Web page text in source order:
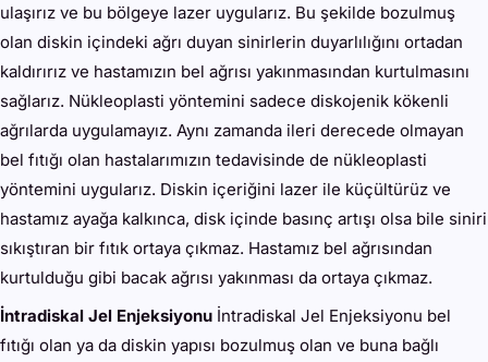
ulaşırız ve bu bölgeye lazer uygularız. Bu şekilde bozulmuş
olan diskin içindeki ağrı duyan sinirlerin duyarlılığını ortadan
kaldırırız ve hastamızın bel ağrısı yakınmasından kurtulmasını
sağlarız. Nükleoplasti yöntemini sadece diskojenik kökenli
ağrılarda uygulamayız. Aynı zamanda ileri derecede olmayan
bel fıtığı olan hastalarımızın tedavisinde de nükleoplasti
yöntemini uygularız. Diskin içeriğini lazer ile küçültürüz ve
hastamız ayağa kalkınca, disk içinde basınç artışı olsa bile siniri
sıkıştıran bir fıtık ortaya çıkmaz. Hastamız bel ağrısından
kurtulduğu gibi bacak ağrısı yakınması da ortaya çıkmaz.
İntradiskal Jel Enjeksiyonu İntradiskal Jel Enjeksiyonu bel
fıtığı olan ya da diskin yapısı bozulmuş olan ve buna bağlı